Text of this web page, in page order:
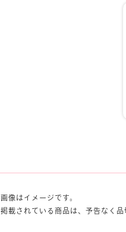
画像はイメージです。
掲載されている商品は、予告なく